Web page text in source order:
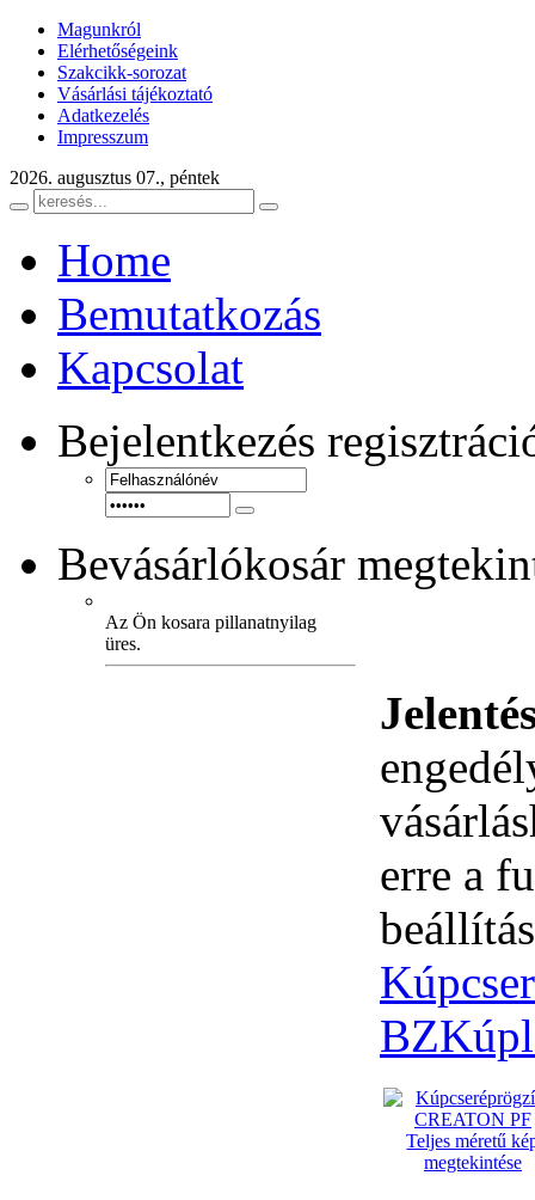
Magunkról
Elérhetőségeink
Szakcikk-sorozat
Vásárlási tájékoztató
Adatkezelés
Impresszum
2026. augusztus 07., péntek
Home
Bemutatkozás
Kapcsolat
Bejelentkezés
Bevásárlókosár
Az Ön kosara pillanatnyilag
üres.
erre a
BZ
Teljes méretű
megtekintése